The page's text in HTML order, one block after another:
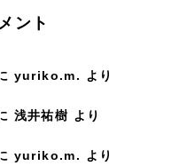
ント
yuriko.m. より
浅井祐樹 より
yuriko.m. より